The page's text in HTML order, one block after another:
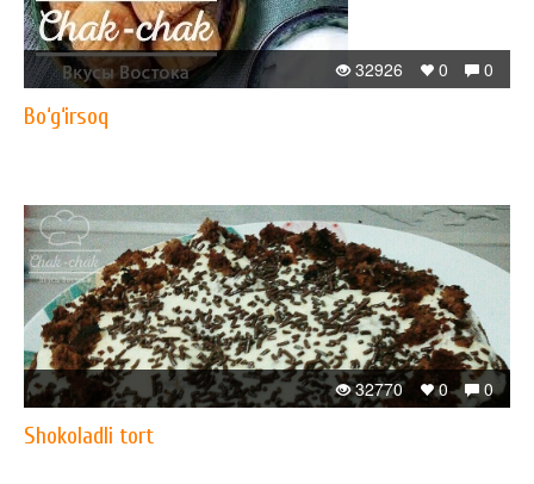
0
0
32926
Bo‘g‘irsoq
0
0
32770
Shokoladli tort